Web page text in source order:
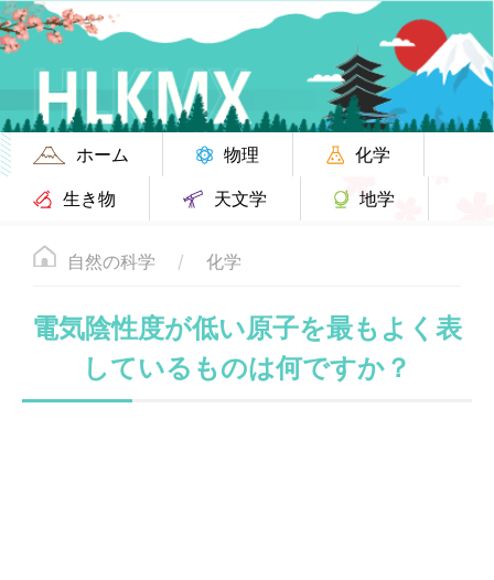
ホーム 物理
化学
生き物
天文学 地学
自然の科学 化学
電気陰性度が低い原子を最もよく表
しているものは何ですか？